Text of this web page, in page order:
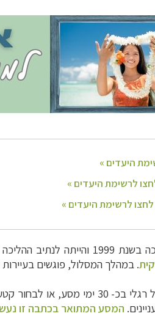
תכנון טיולים למדינות אירופהלחצו לרשימת
תכנוןטיולים לאמריקה הצפונית לחצו לרשימת
. במהלך המסלול, פוגשים
את הדרך עצמה ניתן להשלים
המסע המתואר בכתבה זו